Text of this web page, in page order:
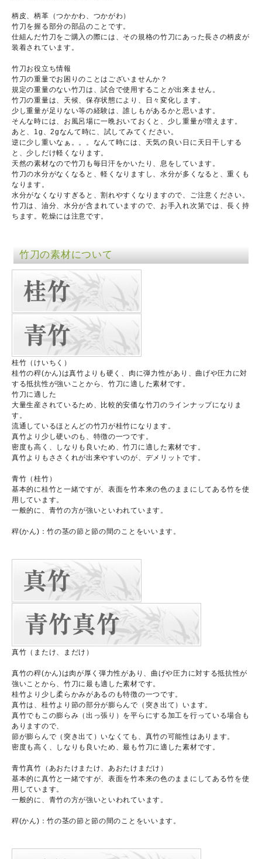
柄皮、柄革（つかかわ、つかがわ）
竹刀を握る部分の部品のことです。
仕組んだ竹刀をご購入の際には、その規格の竹刀にあった長さの柄皮が
装着されています。
竹刀お役立ち情報
竹刀の重量でお困りのことはございませんか？
規定の重量のない竹刀は、試合で使用することが出来ません。
竹刀の重量は、天候、保存状態により、日々変化します。
少し重量が足りない等の経験は、誰しもがあるかと思います。
そんな時には、お風呂場に一晩おいておくと、少し重量が増えます。
あと、1g、2gなんて時に、試してみてください。
逆に少し重いなぁ。。。なんて時には、天気の良い日に天日干しする
と、少しだけ軽くなります。
天然の素材なので竹刀も毎日汗をかいたり、息をしています。
竹刀の水分がなくなると、軽くなりますし、水分が多くなると、重くも
なります。
水分がなくなりすぎると、割れやすくなりますので、ご注意ください。
竹刀は、油分、水分が含まれていますので、お手入れ次第では、長く持
ちます。乾燥には注意です。
竹刀の素材について
桂竹（けいちく）
桂竹の稈(かん)は真竹よりも硬く、肉に弾力性があり、曲げや圧力に対
する抵抗性が強いことから、竹刀に適した素材です。
竹刀に適した
大量生産されているため、比較的安価な竹刀のラインナップになりま
す。
流通しているほとんどの竹刀が桂竹になります。
真竹より少し硬いのも、特徴の一つです。
密度も高く、しなりも良いため、竹刀に適した素材です。
真竹よりもささくれが出来やすいのが、デメリットです。
青竹（桂竹）
基本的に桂竹と一緒ですが、表面を竹本来の色のままにしてある竹を使
用しています。
一般的に、青竹の方が強いといわれています。
稈(かん)：竹の茎の節と節の間のことをいいます。
真竹（またけ、まだけ）
真竹の稈(かん)は肉が厚く弾力性があり、曲げや圧力に対する抵抗性が
強いことから、竹刀に最も適した素材です。
桂竹より少し柔らかみがあるのも特徴の一つです。
真竹は、桂竹より節の部分が膨らんで（突き出て）います。
真竹でもこの膨らみ（出っ張り）を平らにする加工を行っている場合も
ありますので、
節が膨らんで（突き出て）いなくても、真竹の可能性はあります。
密度も高く、しなりも良いため、最も竹刀に適した素材です。
青竹真竹（あおたけまたけ、あおたけまだけ）
基本的に真竹と一緒ですが、表面を竹本来の色のままにしてある竹を使
用しています。
一般的に、青竹の方が強いといわれています。
稈(かん)：竹の茎の節と節の間のことをいいます。